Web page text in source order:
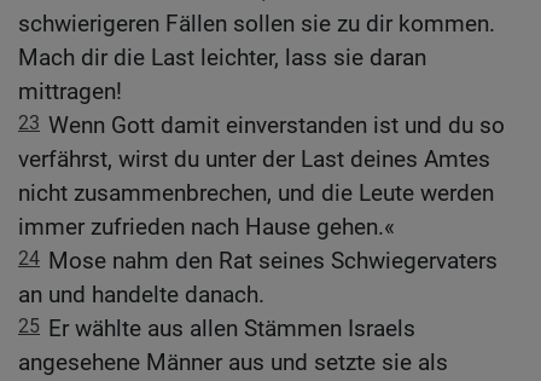
schwierigeren Fällen sollen sie zu dir kommen.
Mach dir die Last leichter, lass sie daran
mittragen!
23 Wenn Gott damit einverstanden ist und du so
verfährst, wirst du unter der Last deines Amtes
nicht zusammenbrechen, und die Leute werden
immer zufrieden nach Hause gehen.«
24 Mose nahm den Rat seines Schwiegervaters
an und handelte danach.
25 Er wählte aus allen Stämmen Israels
angesehene Männer aus und setzte sie als